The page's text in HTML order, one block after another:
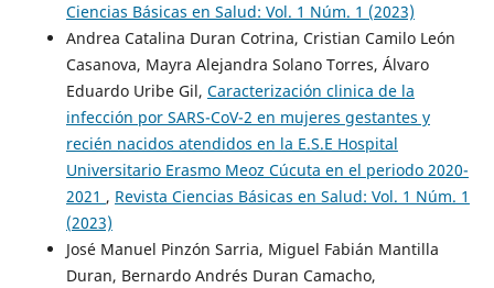
Ciencias Básicas en Salud: Vol. 1 Núm. 1 (2023)
Andrea Catalina Duran Cotrina, Cristian Camilo León
Casanova, Mayra Alejandra Solano Torres, Álvaro
Eduardo Uribe Gil, Caracterización clinica de la
infección por SARS-CoV-2 en mujeres gestantes y
recién nacidos atendidos en la E.S.E Hospital
Universitario Erasmo Meoz Cúcuta en el periodo 2020-
2021 , Revista Ciencias Básicas en Salud: Vol. 1 Núm. 1
(2023)
José Manuel Pinzón Sarria, Miguel Fabián Mantilla
Duran, Bernardo Andrés Duran Camacho,